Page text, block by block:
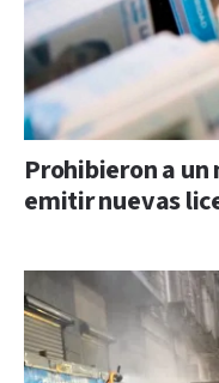
Prohibieron a
emitir nuevas